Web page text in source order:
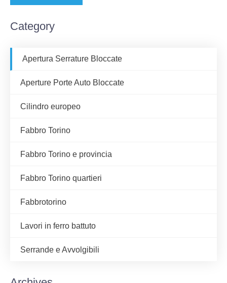
Category
Apertura Serrature Bloccate
Aperture Porte Auto Bloccate
Cilindro europeo
Fabbro Torino
Fabbro Torino e provincia
Fabbro Torino quartieri
Fabbrotorino
Lavori in ferro battuto
Serrande e Avvolgibili